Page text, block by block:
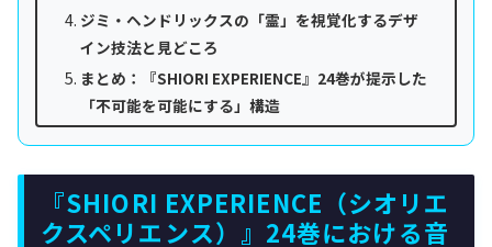
ジミ・ヘンドリックスの「霊」を視覚化するデザ
イン技法と見どころ
まとめ：『SHIORI EXPERIENCE』24巻が提示した
「不可能を可能にする」構造
『SHIORI EXPERIENCE（シオリエ
クスペリエンス）』24巻における音